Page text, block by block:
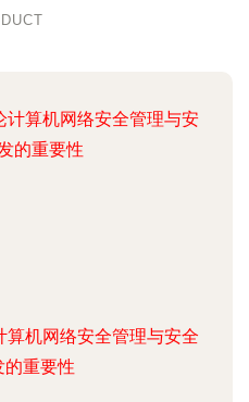
机网络安全管理与安全
的重要性